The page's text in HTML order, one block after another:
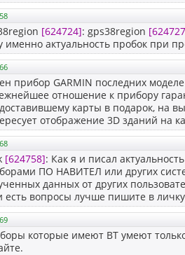
[624724]: gps38region
именно актуальность пробок при
прибор GARMIN последних
отношение к прибору
карты в подарок, на
отображение 3D зданий на
[624758]: Как я и писал
ПО НАВИТЕЛ или других
данных от других
есть вопросы лучше пишите в
которые имеют ВТ умеют